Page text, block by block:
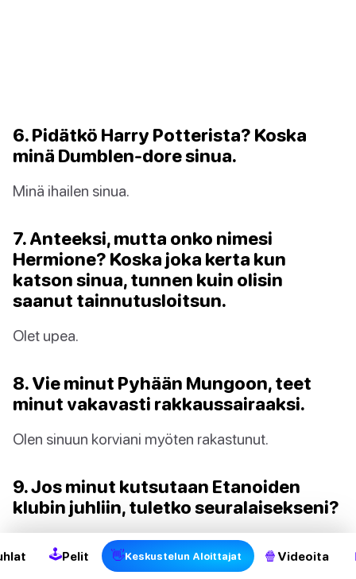
6. Pidätkö Harry Potterista? Koska
minä Dumblen-dore sinua.
Minä ihailen sinua.
7. Anteeksi, mutta onko nimesi
Hermione? Koska joka kerta kun
katson sinua, tunnen kuin olisin
saanut tainnutusloitsun.
Olet upea.
8. Vie minut Pyhään Mungoon, teet
minut vakavasti rakkaussairaaksi.
Olen sinuun korviani myöten rakastunut.
9. Jos minut kutsutaan Etanoiden
klubin juhliin, tuletko seuralaisekseni?
Haluan olla vain kauneimman/komeimman henkilön
kanssa.
🕹Pelit 👋Keskustelun Aloittajat 🍿 Videoita